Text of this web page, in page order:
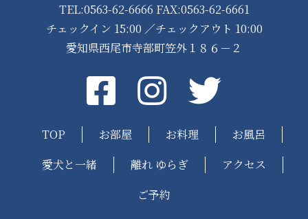
TEL:0563-62-6666 FAX:0563-62-6661
チェックイン 15:00 ／チェックアウト 10:00
愛知県西尾市寺部町笠外１８６－２
FacebookinstagramTwitter
TOP お部屋 お料理
お風呂
愛犬と一緒
離れ ゆらぎ
アクセス
ご予約